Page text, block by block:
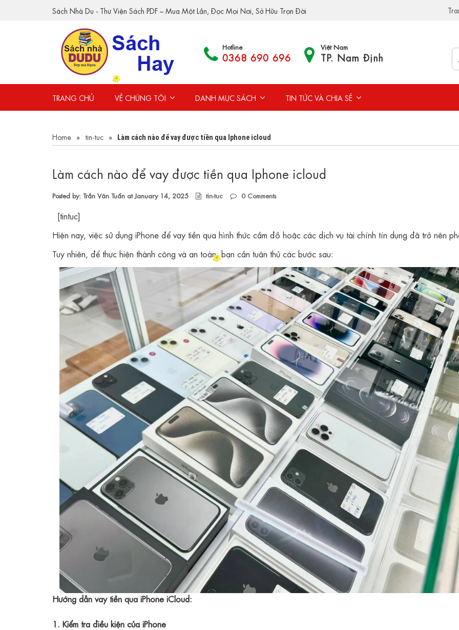
Sách Nhà Du - Thư Viện Sách PDF – Mua Một Lần, Đọc Mọi Nơi, Sở Hữu Trọn Đời
Hotline
0368 690 696
Việt Nam
TP. Nam Định
TRANG CHỦ VỀ CHÚNG TÔI DANH MỤC SÁCH TIN TỨC VÀ CHIA SẺ
Home » tin-tuc » Làm cách nào để vay được tiền qua Iphone icloud
Làm cách nào để vay được tiền qua Iphone icloud
Posted by: Trần Văn Tuấn at January 14, 2025 tin-tuc 0Comments
[tintuc]
Hiện nay, việc sử dụng iPhone để vay tiền qua hình thức cầm đồ hoặc các dịch vụ tài chính tín dụng đã trở nên
Tuy nhiên, để thực hiện thành công và an toàn, bạn cần tuân thủ các bước sau:
Hướng dẫn vay tiền qua iPhone iCloud:
1. Kiểm tra điều kiện của iPhone